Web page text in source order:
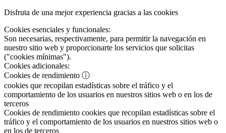
Disfruta de una mejor experiencia gracias a las cookies
Cookies esenciales y funcionales:
Son necesarias, respectivamente, para permitir la navegación en
nuestro sitio web y proporcionarte los servicios que solicitas
("cookies mínimas").
Cookies adicionales:
Cookies de rendimiento ⓘ
cookies que recopilan estadísticas sobre el tráfico y el
comportamiento de los usuarios en nuestros sitios web o en los de
terceros
Cookies de rendimiento cookies que recopilan estadísticas sobre el
tráfico y el comportamiento de los usuarios en nuestros sitios web o
en los de terceros